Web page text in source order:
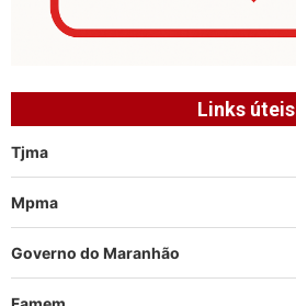
Links úteis
Tjma
Mpma
Governo do Maranhão